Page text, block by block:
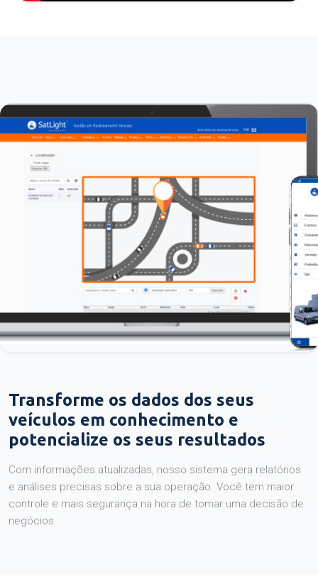
Transforme os dados dos seus
veículos em conhecimento e
potencialize os seus resultados
Com informações atualizadas, nosso sistema gera relatórios
e análises precisas sobre a sua operação. Você tem maior
controle e mais segurança na hora de tomar uma decisão de
negócios.